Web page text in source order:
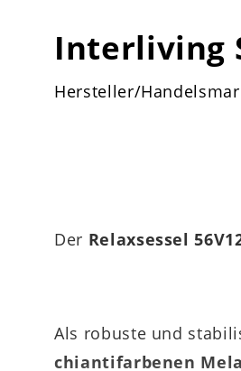
Interliving
Hersteller/
Der Relaxsessel
Als robuste und
chiantifarbenen